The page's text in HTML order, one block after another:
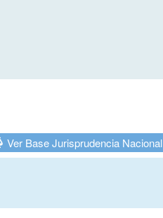
Ver Base Jurisprudencia Nacional